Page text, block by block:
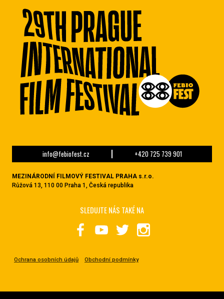
info@febiofest.cz +420 725 739 901
MEZINÁRODNÍ FILMOVÝ FESTIVAL PRAHA s.r.o.
Růžová 13, 110 00 Praha 1, Česká republika
Ochrana osobních údajů Obchodní podmínky
SLEDUJTE NÁS TAKÉ NA